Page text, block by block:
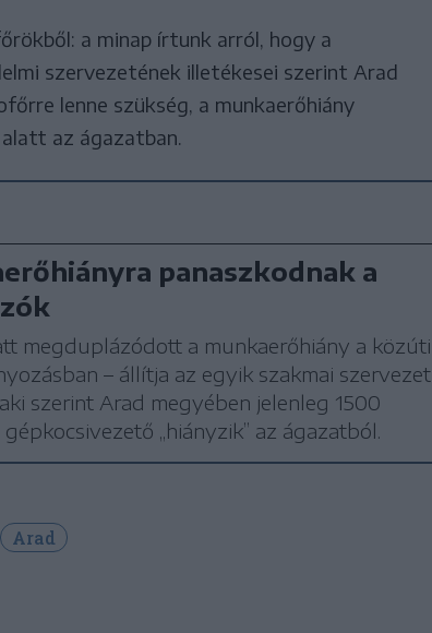
a minap írtunk arról, hogy a
szervezetének illetékesei szerint Arad
lenne szükség, a munkaerőhiány
az ágazatban.
panaszkodnak a
megduplázódott a munkaerőhiány a közúti
– állítja az egyik szakmai szervezet
szerint Arad megyében jelenleg 1500
„hiányzik” az ágazatból.
Arad